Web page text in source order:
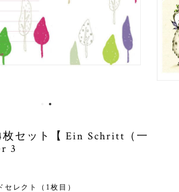
セット【 Ein Schritt（一
3
レクト（1枚目）